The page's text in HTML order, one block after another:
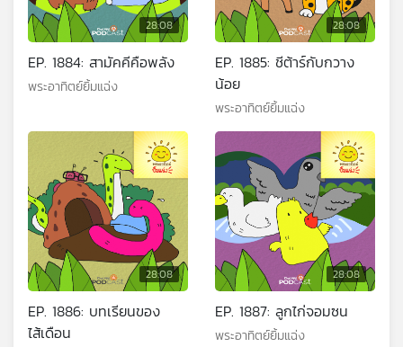
28:08
EP. 1884: สามัคคีคือพลัง
พระอาทิตย์ยิ้มแฉ่ง
28:08
EP. 1885: ชีต้าร์กับกวาง
น้อย
พระอาทิตย์ยิ้มแฉ่ง
28:08
EP. 1886: บทเรียนของ
ไส้เดือน
28:08
EP. 1887: ลูกไก่จอมซน
พระอาทิตย์ยิ้มแฉ่ง